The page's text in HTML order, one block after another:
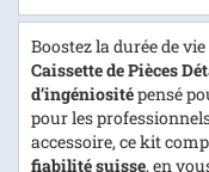
Boostez la durée de
Caissette de Pièces
d’ingéniositépensé
pour les
accessoire, ce kit
fiabilité suisse, en